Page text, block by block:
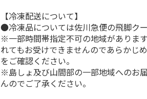
【冷凍配送について】
●冷凍品については佐川急便の飛脚ク
※一部時間帯指定不可の地域がありま
れてもお受けできませんのであらかじ
をご確認ください。
※島しょ及び山間部の一部地域へのお
んのでご了承ください。